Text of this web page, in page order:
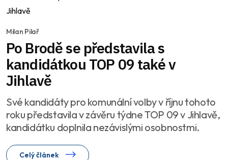
Milan Pilař
Po Brodě se představila s
kandidátkou TOP 09 také v
Jihlavě
Své kandidáty pro komunální volby v říjnu tohoto
roku představila v závěru týdne TOP 09 v Jihlavě,
kandidátku doplnila nezávislými osobnostmi.
Celý článek